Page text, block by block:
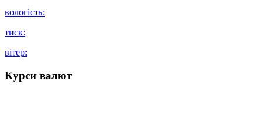
вологість:
тиск:
вітер:
Курси валют